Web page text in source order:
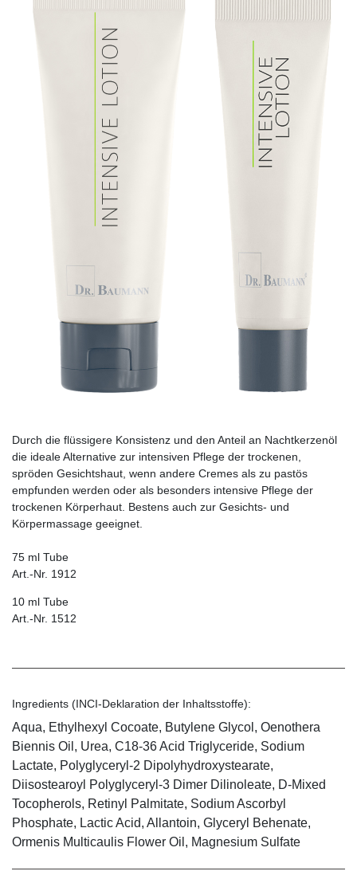
Durch die flüssigere Konsistenz und den Anteil an Nachtkerzenöl
die ideale Alternative zur intensiven Pflege der trockenen,
spröden Gesichtshaut, wenn andere Cremes als zu pastös
empfunden werden oder als besonders intensive Pflege der
trockenen Körper­haut. Bestens auch zur Gesichts- und
Körpermassage geeignet.
75 ml Tube
Art.-Nr. 1912
10 ml Tube
Art.-Nr. 1512
Ingredients (INCI-Deklaration der Inhaltsstoffe):
Aqua, Ethylhexyl Cocoate, Butylene Glycol, Oenothera
Biennis Oil, Urea, C18-36 Acid Triglyceride, Sodium
Lactate, Polyglyceryl-2 Dipolyhydroxystearate,
Diisostearoyl Polyglyceryl-3 Dimer Dilinoleate, D-Mixed
Tocopherols, Retinyl Palmitate, Sodium Ascorbyl
Phosphate, Lactic Acid, Allantoin, Glyceryl Behenate,
Ormenis Multicaulis Flower Oil, Magnesium Sulfate